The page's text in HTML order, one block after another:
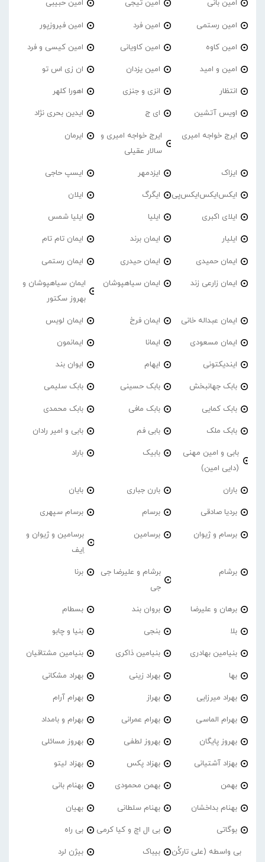
امین بانی امین تیجی امین حبیبی
امین رستمی امین فرد امین فیروزپور
امین کاوه امین کاویانی امین کیسی و فرد
امین و امید امین یزدان ان زی اس تو
انتظار انزی و جنزی اهورا کلهر
اویس آتشین ای ج ایدین بحری نژاد
ایرج خواجه امیری
ایرج خواجه امیری و
سالار عقیلی
ایرمان
ایزاک ایزدمهر ایسپ حاجی
ایکس‌ایکس‌ایکس‌پی ایگرگ ایلان
ایلای اکبری ایلیا ایلیا شمس
ایلیار ایمان برند ایمان تام تام
ایمان حمیدی ایمان حیدری ایمان رستمی
ایمان زارعی زند ایمان سیاهپوشان
ایمان سیاهپوشان و
بهروز سکتور
ایمان عبداله خانی ایمان فرخ ایمان لویس
ایمان مسعودی ایمانا ایمانمون
ایندیکتونی ایهام ایوان بند
بابک جهانبخش بابک حسینی بابک سلیمی
بابک کمایی بابک مافی بابک محمدی
بابک ملک بابی فم بابی و امیر رادان
بابی و امین مهنی
(دایی امین)
بابیک باراد
باران بارن جباری بایان
بردیا صادقی برسام برسام سپهری
برسام و ژیوان برسامین
برسامین و ژیوان و
اِیف
برشام
برشام و علیرضا جی
جی
برنا
برهان و علیرضا بروان بند بسطام
بلا بنجی بنیا و چابو
بنیامین بهادری بنیامین ذاکری بنیامین مشتاقیان
بها بهراد زینی بهراد مشکانی
بهراد میرزایی بهراز بهرام آرام
بهرام الماسی بهرام عمرانی بهرام و بامداد
بهروز پایگان بهروز لطفی بهروز مسائلی
بهزاد آشتیانی بهزاد پکس بهزاد لیتو
بهمن بهمن محمودی بهنام بانی
بهنام بداخشان بهنام سلطانی بهیان
بوگاتی بی ال اچ و کیا کرمی بی راه
بی واسطه (علی تارکُن بیباک بیژن لرد